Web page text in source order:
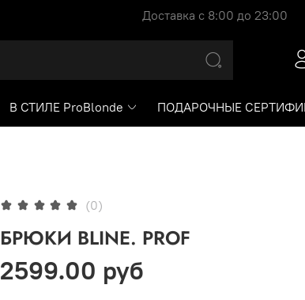
Доставка с 8:00 до 23:00
В СТИЛЕ ProBlonde ПОДАРОЧНЫЕ
(0)
БРЮКИ BLINE. PROF
2599.00 руб